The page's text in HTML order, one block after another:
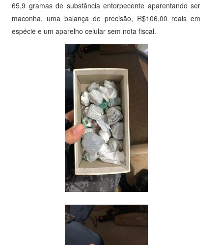
65,9 gramas de substância entorpecente aparentando ser
maconha, uma balança de precisão, R$106,00 reais em
espécie e um aparelho celular sem nota fiscal.